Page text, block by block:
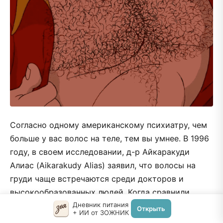
Согласно одному американскому психиатру, чем
больше у вас волос на теле, тем вы умнее. В 1996
году, в своем исследовании, д-р Айкаракуди
Алиас (Aikarakudy Alias) заявил, что волосы на
груди чаще встречаются среди докторов и
высокообразованных людей. Когда сравнили
академические успехи студентов, то выяснили,
что у волосатых мужчин были более высокие
Дневник питания
+ ИИ от ЗОЖНИК
Открыть